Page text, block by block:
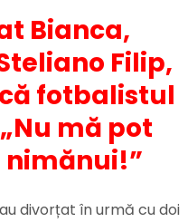
Bianca,
Filip,
fotbalistul
mă pot
divorțat în urmă cu doi